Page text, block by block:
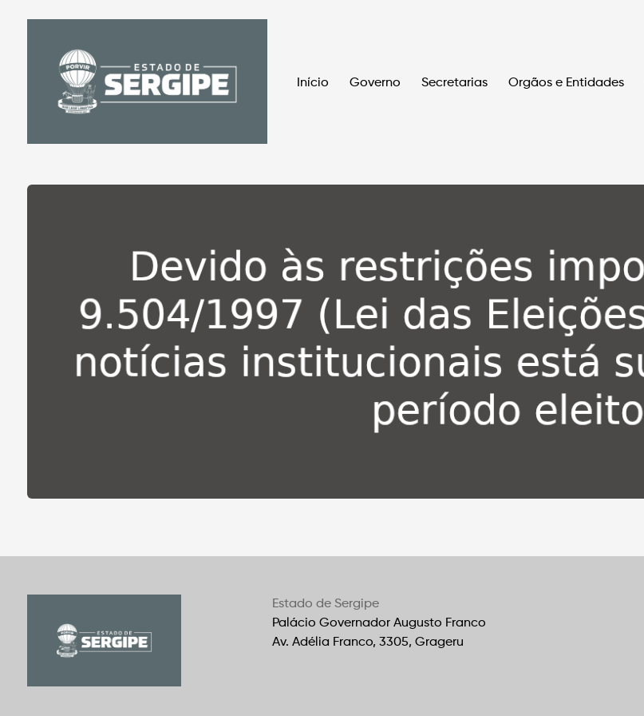
Início Governo Secretarias Orgãos e Entidades
Estado de Sergipe
Palácio Governador Augusto Franco
Av. Adélia Franco, 3305, Grageru